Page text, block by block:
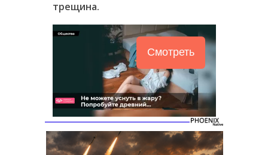
трещина.
Смотреть